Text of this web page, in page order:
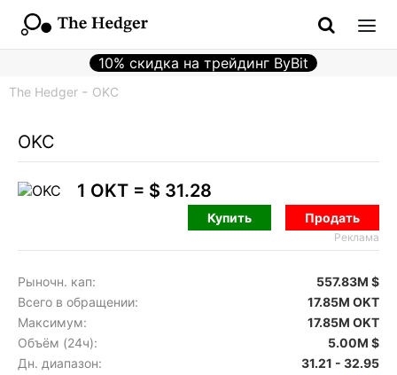
10% скидка на трейдинг ByBit
The Hedger OKC
OKC
1 OKT = $ 31.28
Купить Продать
Реклама
Рыночн. кап:
557.83M $
Всего в обращении:
17.85M OKT
Максимум:
17.85M OKT
Объём (24ч):
5.00M $
Дн. диапазон:
31.21 - 32.95